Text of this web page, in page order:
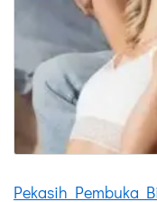
Pekasih Pembuka